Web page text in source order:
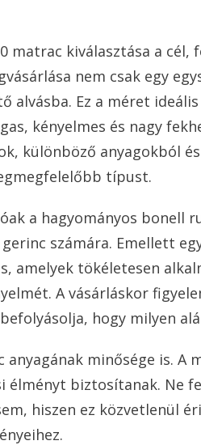
matrac kiválasztása a
nem csak egy
alvásba. Ez a méret
kényelmes és nagy
különböző anyagokból
típust.
a hagyományos bonell
számára. Emellett
amelyek tökéletesen
A vásárláskor
hogy milyen
minősége is. A
biztosítanak. Ne
hiszen ez közvetlenül